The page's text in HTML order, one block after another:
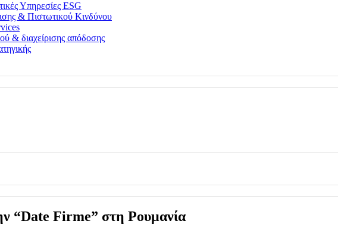
Υπηρεσίες ESG
& Πιστωτικού Κινδύνου
& διαχείρισης απόδοσης
“Date Firme” στη Ρουμανία